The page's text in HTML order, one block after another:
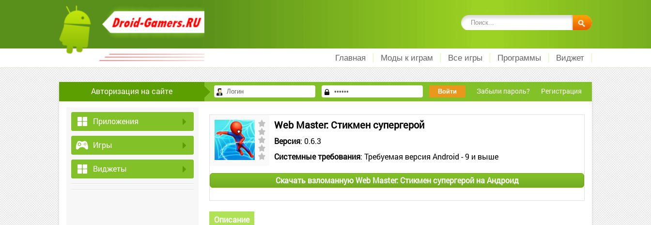
Главная Моды к играм Все игры Программы Виджет
Авторизация на сайте Забыли пароль? Регистрация
Приложения
Игры
Виджеты
Web Master: Стикмен cупергерой
Версия: 0.6.3
Системные требования: Требуемая версия Android - 9 и выше
Скачать взломанную Web Master: Стикмен cупергерой на Андроид
Описание